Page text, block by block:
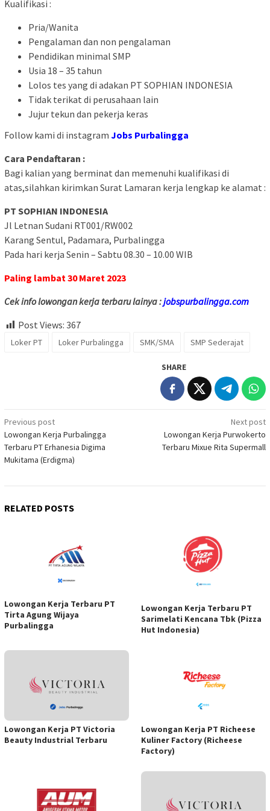
Kualifikasi :
Pria/Wanita
Pengalaman dan non pengalaman
Pendidikan minimal SMP
Usia 18 – 35 tahun
Lolos tes yang di adakan PT SOPHIAN INDONESIA
Tidak terikat di perusahaan lain
Jujur tekun dan pekerja keras
Follow kami di instagram Jobs Purbalingga
Cara Pendaftaran :
Bagi kalian yang berminat dan memenuhi kualifikasi di
atas,silahkan kirimkan Surat Lamaran kerja lengkap ke alamat :
PT SOPHIAN INDONESIA
Jl Letnan Sudani RT001/RW002
Karang Sentul, Padamara, Purbalingga
Pada hari kerja Senin – Sabtu 08.30 – 10.00 WIB
Paling lambat 30 Maret 2023
Cek info lowongan kerja terbaru lainya :jobspurbalingga.com
Post Views: 367
Loker PT Loker Purbalingga SMK/SMA SMP Sederajat
SHARE
Post
navigation
Previous post
Lowongan Kerja Purbalingga
Terbaru PT Erhanesia Digima
Mukitama (Erdigma)
Next post
Lowongan Kerja Purwokerto
Terbaru Mixue Rita Supermall
RELATED POSTS
Lowongan Kerja Terbaru PT
Tirta Agung Wijaya
Purbalingga
Lowongan Kerja Terbaru PT
Sarimelati Kencana Tbk (Pizza
Hut Indonesia)
Lowongan Kerja PT Victoria
Beauty Industrial Terbaru
Lowongan Kerja PT Richeese
Kuliner Factory (Richeese
Factory)